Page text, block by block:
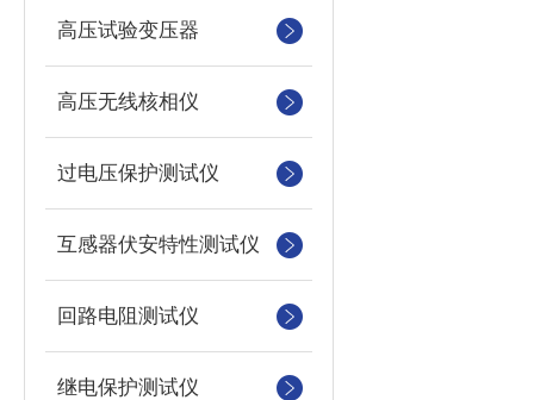
高压试验变压器
高压无线核相仪
过电压保护测试仪
互感器伏安特性测试仪
回路电阻测试仪
继电保护测试仪